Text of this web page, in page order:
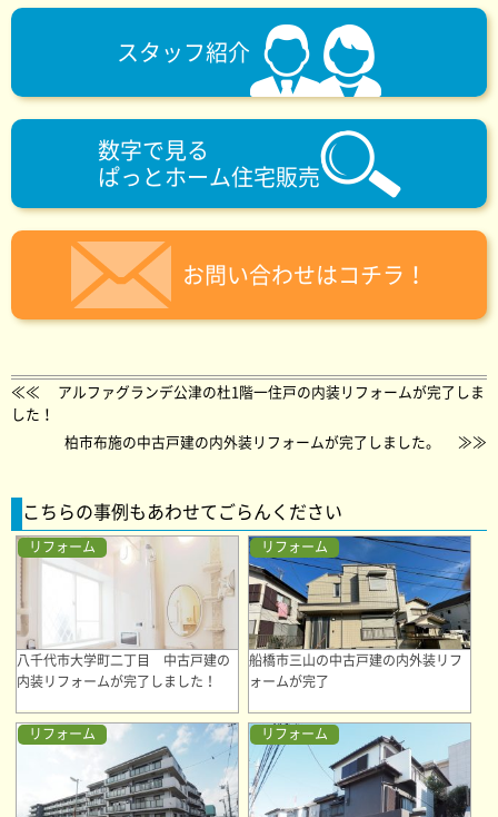
スタッフ紹介
数字で見る
ぱっとホーム住宅販売
お問い合わせはコチラ！
≪≪ アルファグランデ公津の杜1階一住戸の内装リフォームが完了しま
した！
柏市布施の中古戸建の内外装リフォームが完了しました。
≫≫
こちらの事例もあわせてごらんください
リフォーム
八千代市大学町二丁目 中古戸建の
内装リフォームが完了しました！
リフォーム
船橋市三山の中古戸建の内外装リフ
ォームが完了
リフォーム リフォーム